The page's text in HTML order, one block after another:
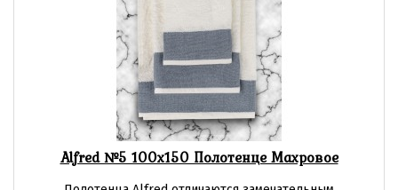
Alfred №5 100х150 Полотенце Махровое